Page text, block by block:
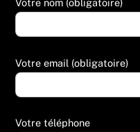
Votre email (obligatoire)
Votre téléphone